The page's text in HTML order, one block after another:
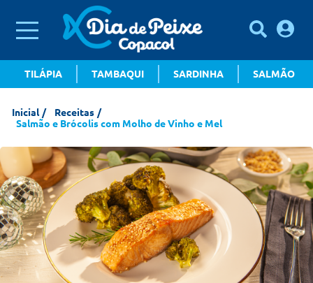
TILÁPIA TAMBAQUI SARDINHA SALMÃO
Inicial
Receitas
Salmão e Brócolis com Molho de Vinho e Mel